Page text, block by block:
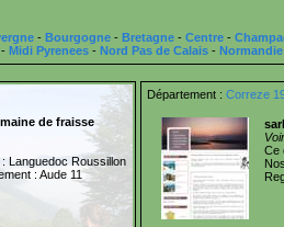
- Bourgogne - Bretagne - Centre -
Midi Pyrenees- Nord Pas de Calais- Normandie
de fraisse
: Languedoc Roussillon
: Aude 11
Département : Correze
Ce